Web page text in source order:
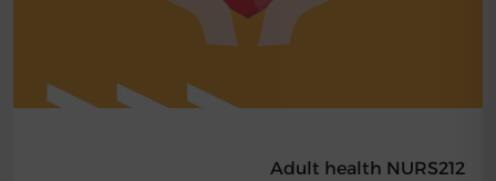
Adult health NURS212